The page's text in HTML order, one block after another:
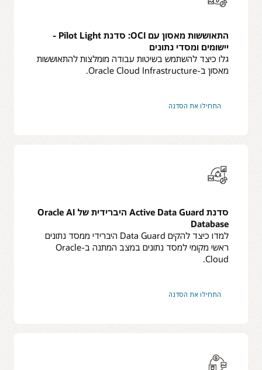
התאוששות מאסון עם OCI: סדנת Pilot Light -
יישומים ומסדי נתונים
גלו כיצד להשתמש בשיטות עבודה מומלצות להתאוששות
מאסון ב-Oracle Cloud Infrastructure.
התחילו את הסדנה
סדנת Active Data Guard היברידית של Oracle AI
Database
למדו כיצד להקים Data Guard היברידי ממסד נתונים
ראשי מקומי למסד נתונים במצב המתנה ב-Oracle
Cloud.
התחילו את הסדנה